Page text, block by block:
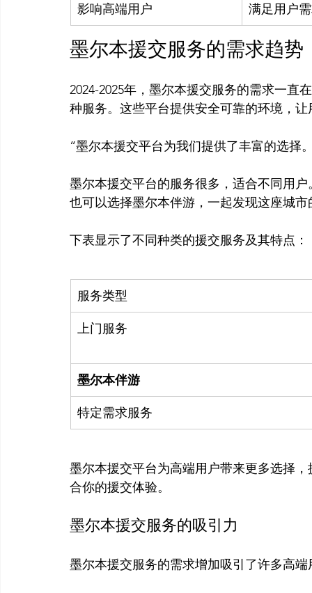
影响高端用户 满足用户
墨尔本援交服务的需求趋势
2024-2025年，墨尔本援交服务的需求一直
“墨尔本援交平台为我们提供了丰富的选择
墨尔本援交平台的服务很多，适合不同用
也可以选择墨尔本伴游，一起发现这座城
服务类型
上门服务
墨尔本伴游
特定需求服务
墨尔本援交平台为高端用户带来更多选择
墨尔本援交服务的吸引力